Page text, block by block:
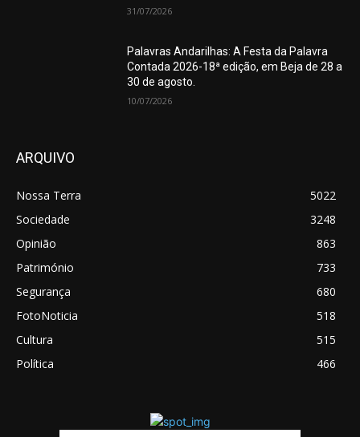
31/07/2026
Palavras Andarilhas: A Festa da Palavra
Contada 2026-18ª edição, em Beja de 28 a
30 de agosto.
10/07/2026
ARQUIVO
Nossa Terra
5022
Sociedade
3248
Opinião
863
Património
733
Segurança
680
FotoNoticia
518
Cultura
515
Política
466